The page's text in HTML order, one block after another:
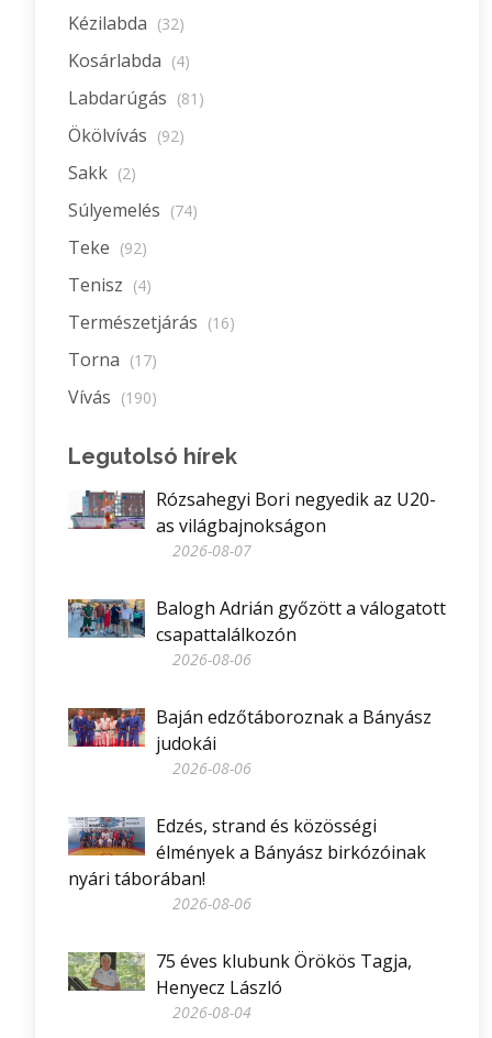
Kézilabda (32)
Kosárlabda (4)
Labdarúgás (81)
Ökölvívás (92)
Sakk (2)
Súlyemelés (74)
Teke (92)
Tenisz (4)
Természetjárás (16)
Torna (17)
Vívás (190)
Legutolsó hírek
Rózsahegyi Bori negyedik az U20-
as világbajnokságon
2026-08-07
Balogh Adrián győzött a válogatott
csapattalálkozón
2026-08-06
Baján edzőtáboroznak a Bányász
judokái
2026-08-06
Edzés, strand és közösségi
élmények a Bányász birkózóinak
nyári táborában!
2026-08-06
75 éves klubunk Örökös Tagja,
Henyecz László
2026-08-04